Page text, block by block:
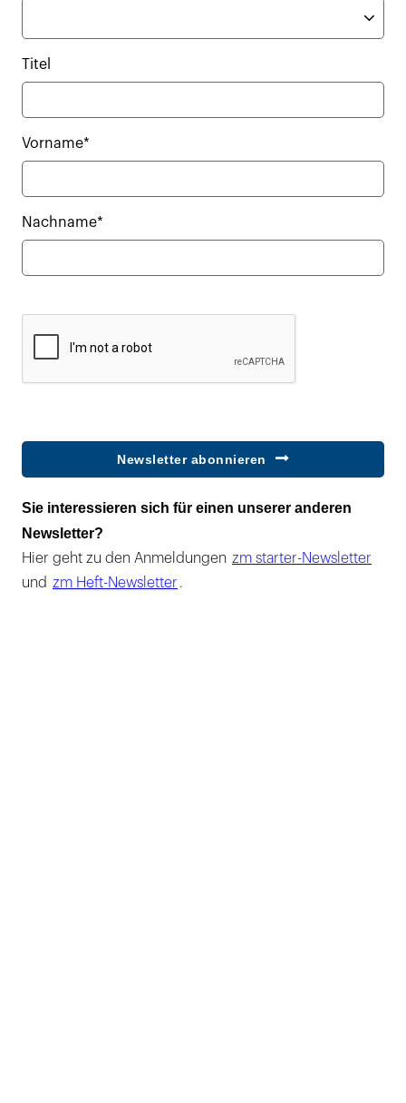
Titel
Vorname*
Nachname*
Newsletter abonnieren
Sie interessieren sich für einen unserer anderen
Newsletter?
Hier geht zu den Anmeldungen zm starter-Newsletter
und zm Heft-Newsletter .